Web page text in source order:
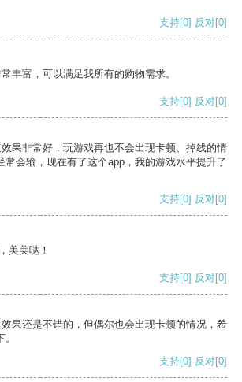
支持[0] 反对[0]
丰富，可以满足我所有的购物需求。
支持[0] 反对[0]
果非常好，玩游戏再也不会出现卡顿、掉线的情
常会输，现在有了这个app，我的游戏水平提升了
支持[0] 反对[0]
美美哒！
支持[0] 反对[0]
果还是不错的，但偶尔也会出现卡顿的情况，希
支持[0] 反对[0]